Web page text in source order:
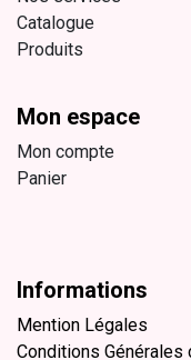
Catalogue
Produits
Mon espace
Mon compte
Panier
Informations
Mention Légales
Conditions Générales